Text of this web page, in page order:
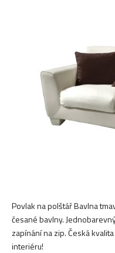
Povlak na polštář Bavlna
česané bavlny.
zapínání na zip. Česká
interiéru!
hvězdiček.